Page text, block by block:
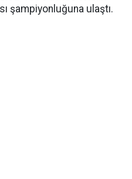
şampiyonluğuna ulaştı.